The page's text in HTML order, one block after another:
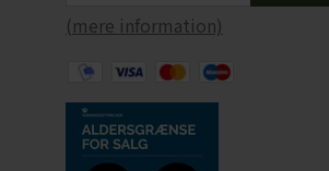
(mere information)